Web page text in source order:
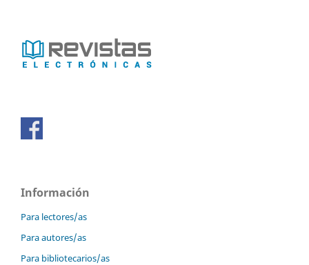
Información
Para lectores/as
Para autores/as
Para bibliotecarios/as